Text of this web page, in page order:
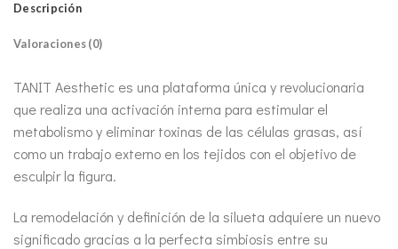
Descripción
Valoraciones (0)
TANIT Aesthetic es una plataforma única y revolucionaria
que realiza una activación interna para estimular el
metabolismo y eliminar toxinas de las células grasas, así
como un trabajo externo en los tejidos con el objetivo de
esculpir la figura.
La remodelación y definición de la silueta adquiere un nuevo
significado gracias a la perfecta simbiosis entre su